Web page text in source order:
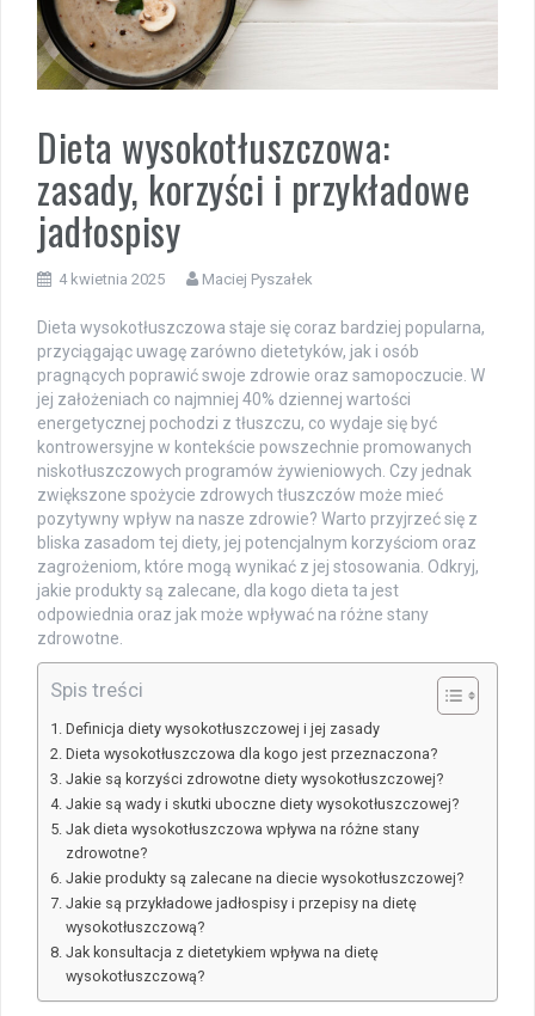
Dieta wysokotłuszczowa:
zasady, korzyści i przykładowe
jadłospisy
4 kwietnia 2025 Maciej Pyszałek
Dieta wysokotłuszczowa staje się coraz bardziej popularna,
przyciągając uwagę zarówno dietetyków, jak i osób
pragnących poprawić swoje zdrowie oraz samopoczucie. W
jej założeniach co najmniej 40% dziennej wartości
energetycznej pochodzi z tłuszczu, co wydaje się być
kontrowersyjne w kontekście powszechnie promowanych
niskotłuszczowych programów żywieniowych. Czy jednak
zwiększone spożycie zdrowych tłuszczów może mieć
pozytywny wpływ na nasze zdrowie? Warto przyjrzeć się z
bliska zasadom tej diety, jej potencjalnym korzyściom oraz
zagrożeniom, które mogą wynikać z jej stosowania. Odkryj,
jakie produkty są zalecane, dla kogo dieta ta jest
odpowiednia oraz jak może wpływać na różne stany
zdrowotne.
Spis treści
Definicja diety wysokotłuszczowej i jej zasady
Dieta wysokotłuszczowa dla kogo jest przeznaczona?
Jakie są korzyści zdrowotne diety wysokotłuszczowej?
Jakie są wady i skutki uboczne diety wysokotłuszczowej?
Jak dieta wysokotłuszczowa wpływa na różne stany
zdrowotne?
Jakie produkty są zalecane na diecie wysokotłuszczowej?
Jakie są przykładowe jadłospisy i przepisy na dietę
wysokotłuszczową?
Jak konsultacja z dietetykiem wpływa na dietę
wysokotłuszczową?